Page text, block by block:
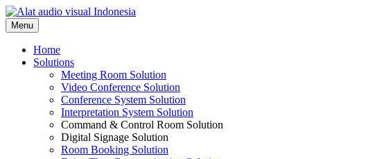
Skip
to
content
Menu
Home
Solutions
Meeting Room Solution
Video Conference Solution
Conference System Solution
Interpretation System Solution
Command & Control Room Solution
Digital Signage Solution
Room Booking Solution